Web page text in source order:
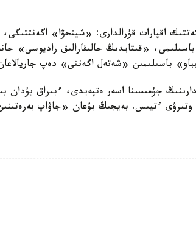
جۇمىسىنا اسەر ەتپەيدى، ءبىراق بۇدان
ءتيىس. بەيجىڭ بۇعان «جاۋاپ